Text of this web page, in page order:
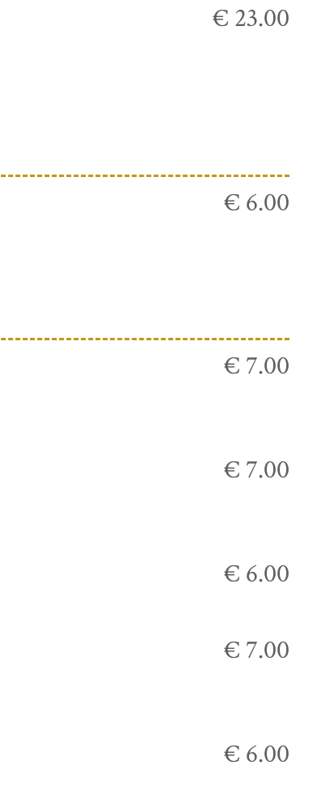
€ 23.00
€ 6.00
€ 7.00
€ 7.00
€ 6.00
€ 7.00
€ 6.00